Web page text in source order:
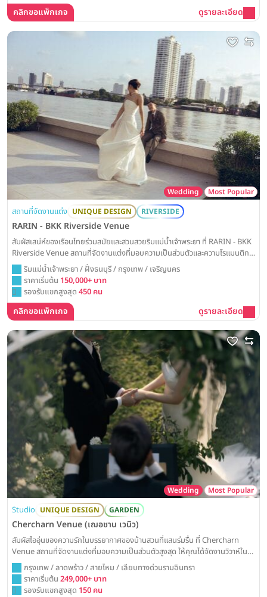
คลิกขอแพ็กเกจ ดูรายละเอียด
Wedding Most Popular
สถานที่จัดงานแต่ง UNIQUE DESIGN RIVERSIDE
RARIN - BKK Riverside Venue
สัมผัสเสน่ห์ของเรือนไทยร่วมสมัยและสวนสวยริมแม่น้ำเจ้าพระยา ที่ RARIN - BKK
Riverside Venue สถานที่จัดงานแต่งที่มอบความเป็นส่วนตัวและความโรแมนติก
สูงสุด สำหรับวันสำคัญที่งดงามและอบอุ่นในหัวใจ
ริมแม่น้ำเจ้าพระยา / ฝั่งธนบุรี / กรุงเทพ / เจริญนคร
ราคาเริ่มต้น 150,000+ บาท
รองรับแขกสูงสุด 450 คน
คลิกขอแพ็กเกจ ดูรายละเอียด
Wedding Most Popular
Studio UNIQUE DESIGN GARDEN
Chercharn Venue (เฌอชาน เวนิว)
สัมผัสไออุ่นของความรักในบรรยากาศของบ้านสวนที่แสนร่มรื่น ที่ Chercharn
Venue สถานที่จัดงานแต่งที่มอบความเป็นส่วนตัวสูงสุด ให้คุณได้จัดงานวิวาห์ใน
สวนสวย ท่ามกลางคนที่คุณรัก เหมือนจัดงานที่บ้านของคุณเอง
กรุงเทพ / ลาดพร้าว / สายไหม / เลียบทางด่วนรามอินทรา
ราคาเริ่มต้น 249,000+ บาท
รองรับแขกสูงสุด 150 คน